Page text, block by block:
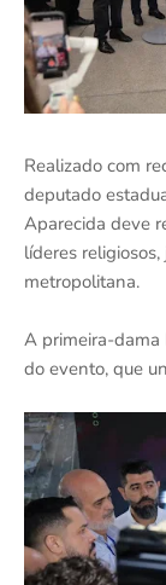
Realizado com
deputado
Aparecida deve
líderes
metropolitana.
A primeira-dama
do evento, que